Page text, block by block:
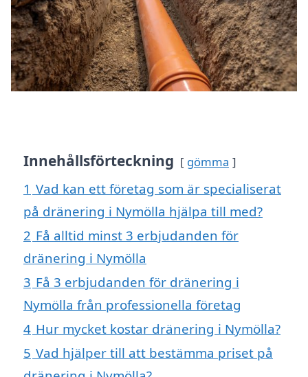
Innehållsförteckning gömma
1 Vad kan ett företag som är specialiserat
på dränering i Nymölla hjälpa till med?
2 Få alltid minst 3 erbjudanden för
dränering i Nymölla
3 Få 3 erbjudanden för dränering i
Nymölla från professionella företag
4 Hur mycket kostar dränering i Nymölla?
5 Vad hjälper till att bestämma priset på